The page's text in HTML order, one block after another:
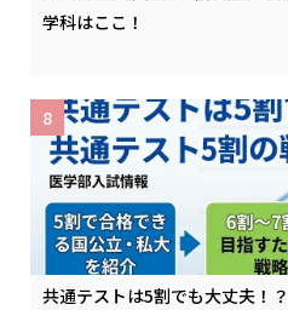
学科はここ！
共通テストは5割でも大丈夫！
8